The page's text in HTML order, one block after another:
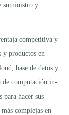
suministro y
competitiva y
y productos en
base de datos y
computación in-
hacer sus
complejas en